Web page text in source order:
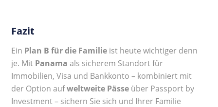
Fazit
Ein Plan B für die Familie ist heute wichtiger denn
je. Mit Panama als sicherem Standort für
Immobilien, Visa und Bankkonto – kombiniert mit
der Option aufweltweite Pässe über Passport by
Investment – sichern Sie sich und Ihrer Familie